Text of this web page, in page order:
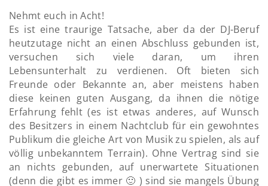
Nehmt euch in Acht!
Es ist eine traurige Tatsache, aber da der DJ-Beruf
heutzutage nicht an einen Abschluss gebunden ist,
versuchen sich viele daran, um ihren
Lebensunterhalt zu verdienen. Oft bieten sich
Freunde oder Bekannte an, aber meistens haben
diese keinen guten Ausgang, da ihnen die nötige
Erfahrung fehlt (es ist etwas anderes, auf Wunsch
des Besitzers in einem Nachtclub für ein gewohntes
Publikum die gleiche Art von Musik zu spielen, als auf
völlig unbekanntem Terrain). Ohne Vertrag sind sie
an nichts gebunden, auf unerwartete Situationen
(denn die gibt es immer 🙂 ) sind sie mangels Übung